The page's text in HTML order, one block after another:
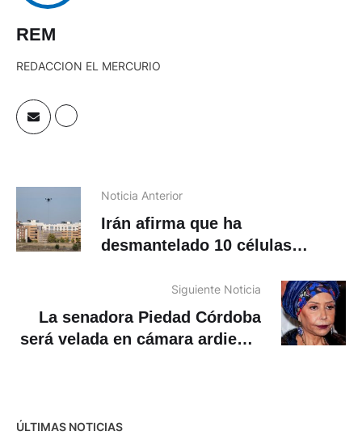
REM
REDACCION EL MERCURIO
Noticia Anterior
Irán afirma que ha
desmantelado 10 células
de KermanSiguiente Noticia
La senadora Piedad Córdoba
será velada en cámara ardiente
ÚLTIMAS NOTICIAS